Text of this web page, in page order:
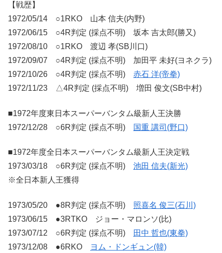
【戦歴】
1972/05/14 ○1RKO 山本 信夫(内野)
1972/06/15 ○4R判定 (採点不明) 坂本 吉太郎(勝又)
1972/08/10 ○1RKO 渡辺 孝(SB川口)
1972/09/07 ○4R判定 (採点不明) 加田平 未好(ヨネクラ)
1972/10/26 ○4R判定 (採点不明) 赤石 洋(帝拳)
1972/11/23 △4R判定 (採点不明) 増田 俊文(SB中村)
■1972年度東日本スーパーバンタム級新人王決勝
1972/12/28 ○6R判定 (採点不明)
国重 講司(野口)
■1972年度全日本スーパーバンタム級新人王決定戦
1973/03/18 ○6R判定 (採点不明) 池田 信夫(新光)
※全日本新人王獲得
1973/05/20 ●8R判定 (採点不明) 照喜名 俊三(石川)
1973/06/15 ●3RTKO ジョー・マロンソ(比)
1973/07/12 ○6R判定 (採点不明)
田中 哲也(東拳)
1973/12/08 ●6RKO
ヨム・ドンギュン(韓)